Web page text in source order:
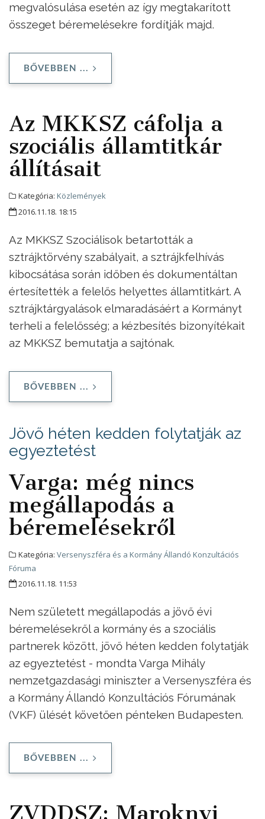
megvalósulása esetén az így megtakarított
összeget béremelésekre fordítják majd.
BŐVEBBEN ...
Az MKKSZ cáfolja a
szociális államtitkár
állításait
Kategória: Közlemények
2016.11.18. 18:15
Az MKKSZ Szociálisok betartották a
sztrájktörvény szabályait, a sztrájkfelhívás
kibocsátása során időben és dokumentáltan
értesítették a felelős helyettes államtitkárt. A
sztrájktárgyalások elmaradásáért a Kormányt
terheli a felelősség; a kézbesítés bizonyítékait
az MKKSZ bemutatja a sajtónak.
BŐVEBBEN ...
Jövő héten kedden folytatják az
egyeztetést
Varga: még nincs
megállapodás a
béremelésekről
Kategória: Versenyszféra és a Kormány Állandó Konzultációs
Fóruma
2016.11.18. 11:53
Nem született megállapodás a jövő évi
béremelésekről a kormány és a szociális
partnerek között, jövő héten kedden folytatják
az egyeztetést - mondta Varga Mihály
nemzetgazdasági miniszter a Versenyszféra és
a Kormány Állandó Konzultációs Fórumának
(VKF) ülését követően pénteken Budapesten.
BŐVEBBEN ...
ZVDDSZ: Maroknyi